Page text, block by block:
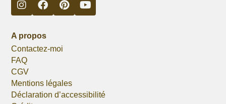
A propos
Contactez-moi
FAQ
CGV
Mentions légales
Déclaration d’accessibilité